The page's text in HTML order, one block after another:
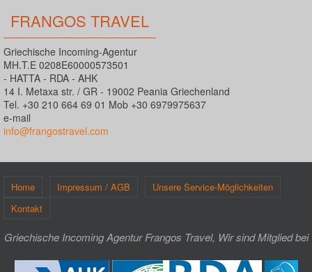
FRANGOS TRAVEL
Griechische Incoming-Agentur
MH.T.E 0208E60000573501
- HATTA - RDA - AHK
14 I. Metaxa str. / GR - 19002 Peania Griechenland
Tel. +30 210 664 69 01 Mob +30 6979975637
e-mail
info@frangostravel.com
Home Impressum / AGB
Unsere Service-Möglichkeiten
Kontakt
Griechische Incoming Agentur Frangos Travel, Wir sind Mitglied bei